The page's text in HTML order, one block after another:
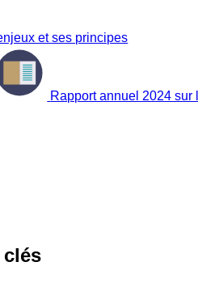
et ses principes
Rapport annuel 2024 sur
clés